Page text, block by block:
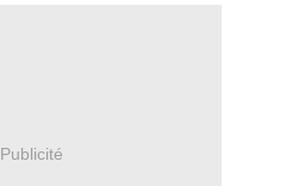
Publicité